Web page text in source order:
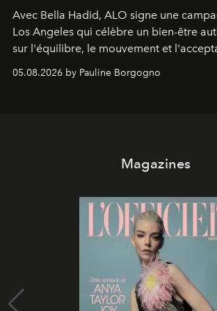
Avec Bella Hadid, ALO signe une
Los Angeles qui célèbre un bien-être
sur l'équilibre, le mouvement et
05.08.2026 by Pauline Borgogno
Magazines